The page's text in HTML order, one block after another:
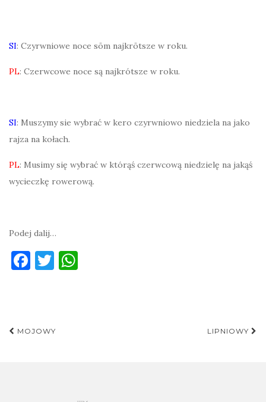
SI: Czyrwniowe noce sōm najkrōtsze w roku.
PL: Czerwcowe noce są najkrótsze w roku.
SI: Muszymy sie wybrać w kero czyrwniowo niedziela na jako
rajza na kołach.
PL: Musimy się wybrać w którąś czerwcową niedzielę na jakąś
wycieczkę rowerową.
Podej dalij…
F
b
T
r
Post
MOJOWY LIPNIOWY